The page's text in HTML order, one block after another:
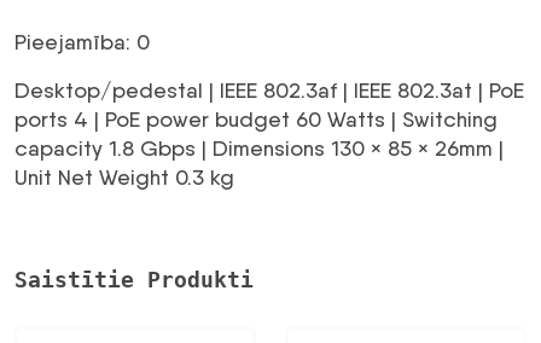
bija:
109,96 €.57,18 €.
Pieejamība: 0
Desktop/pedestal | IEEE 802.3af | IEEE 802.3at | PoE
ports 4 | PoE power budget 60 Watts | Switching
capacity 1.8 Gbps | Dimensions 130 × 85 × 26mm |
Unit Net Weight 0.3 kg
Saistītie Produkti